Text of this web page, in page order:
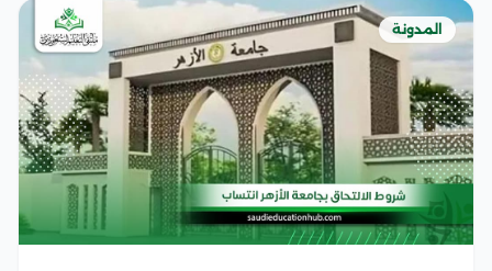
المدونة